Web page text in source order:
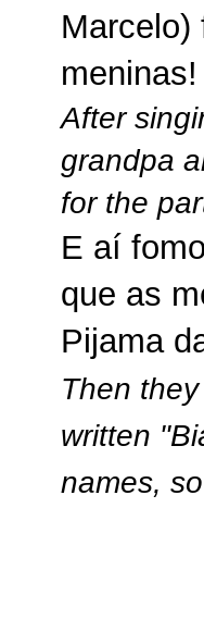
Marcelo)
meninas!
After
grandpa
for the
E aí
que as
Pijama
Then
written
names,